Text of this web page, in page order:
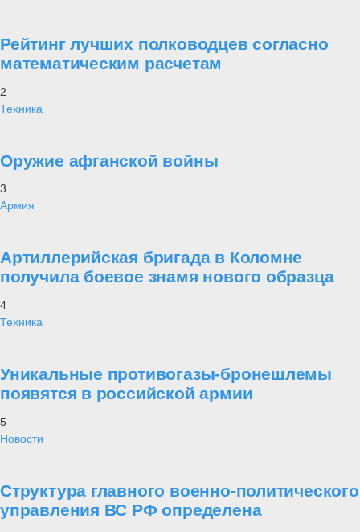
Рейтинг лучших полководцев согласно
математическим расчетам
2
Техника
Оружие афганской войны
3
Армия
Артиллерийская бригада в Коломне
получила боевое знамя нового образца
4
Техника
Уникальные противогазы-бронешлемы
появятся в российской армии
5
Новости
Структура главного военно-политического
управления ВС РФ определена